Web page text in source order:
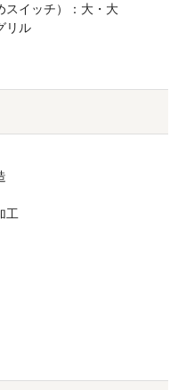
スイッチ）：大・大
リル
工